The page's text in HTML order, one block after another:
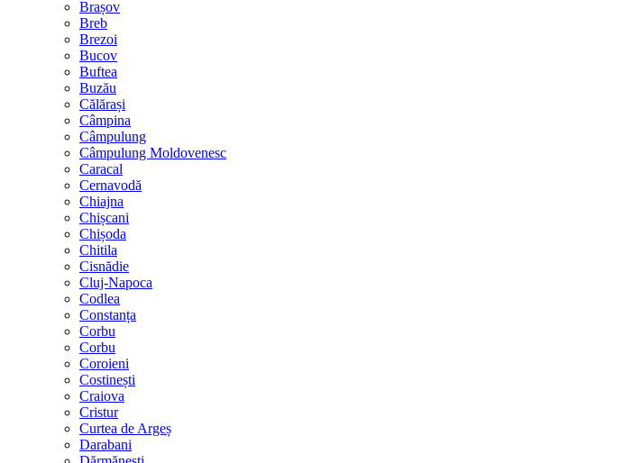
Brașov
Breb
Brezoi
Bucov
Buftea
Buzău
Călărași
Câmpina
Câmpulung
Câmpulung Moldovenesc
Caracal
Cernavodă
Chiajna
Chișcani
Chișoda
Chitila
Cisnădie
Cluj-Napoca
Codlea
Constanța
Corbu
Corbu
Coroieni
Costinești
Craiova
Cristur
Curtea de Argeș
Darabani